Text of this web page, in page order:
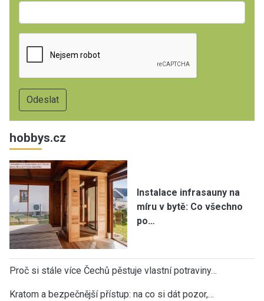
hobbys.cz
Instalace infrasauny na
míru v bytě: Co všechno
po…
Proč si stále více Čechů pěstuje vlastní potraviny…
Kratom a bezpečnější přístup: na co si dát pozor,…